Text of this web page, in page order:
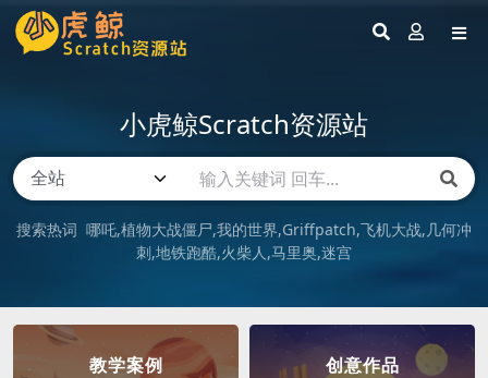
小虎鲸Scratch资源站
搜索热词 哪吒 植物大战僵尸 我的世界 Griffpatch 飞机大战 几何冲
刺 地铁跑酷 火柴人 马里奥 迷宫
教学案例 创意作品